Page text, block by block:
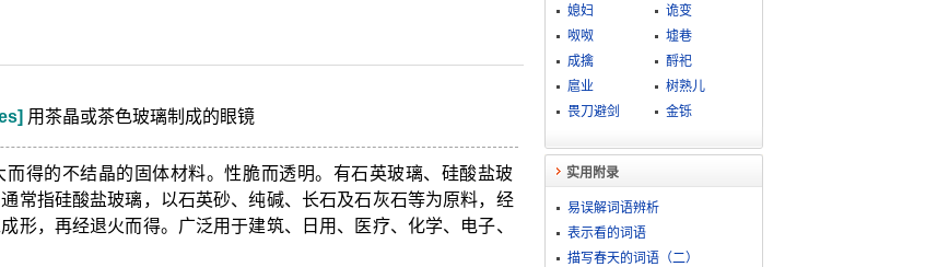
用茶晶或茶色玻璃制成的眼镜
得的不结晶的固体材料。性脆而透明。有石英玻璃、硅酸盐玻
常指硅酸盐玻璃，以石英砂、纯碱、长石及石灰石等为原料，经
形，再经退火而得。广泛用于建筑、日用、医疗、化学、电子、
媳妇
诡变
呶呶
墟巷
成擒
酹祀
扈业
树熟儿
畏刀避剑
金铄
实用附录
易误解词语辨析
表示看的词语
描写春天的词语（二）